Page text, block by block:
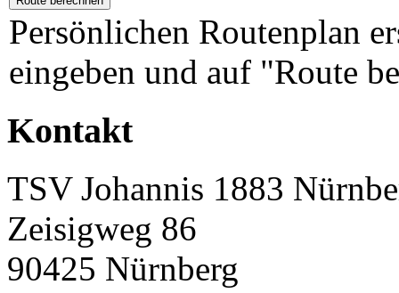
Persönlichen Routenplan
eingeben und auf "Route
Kontakt
TSV Johannis 1883
Zeisigweg 86
90425 Nürnberg